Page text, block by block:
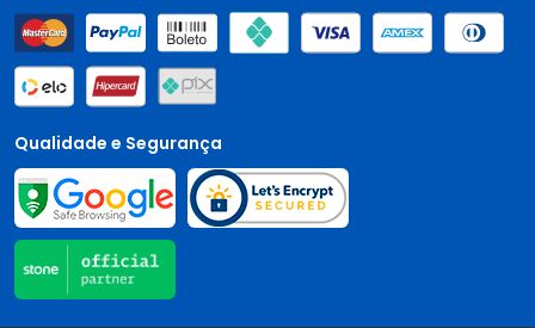
Qualidade e Segurança